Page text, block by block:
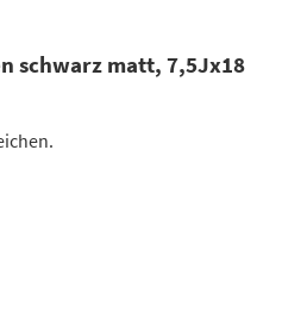
schwarz matt, 7,5Jx18